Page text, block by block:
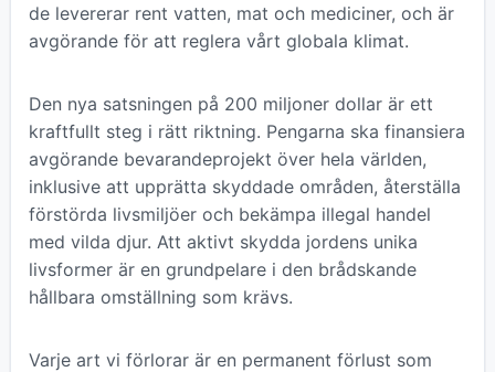
de levererar rent vatten, mat och mediciner, och är
avgörande för att reglera vårt globala klimat.
Den nya satsningen på 200 miljoner dollar är ett
kraftfullt steg i rätt riktning. Pengarna ska finansiera
avgörande bevarandeprojekt över hela världen,
inklusive att upprätta skyddade områden, återställa
förstörda livsmiljöer och bekämpa illegal handel
med vilda djur. Att aktivt skydda jordens unika
livsformer är en grundpelare i den brådskande
hållbara omställning som krävs.
Varje art vi förlorar är en permanent förlust som